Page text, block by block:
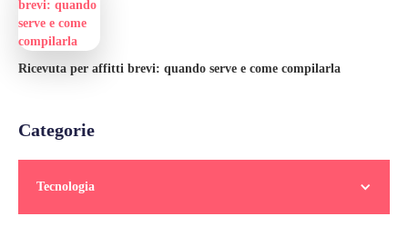
Ricevuta per affitti brevi: quando serve e come compilarla
Categorie
Tecnologia